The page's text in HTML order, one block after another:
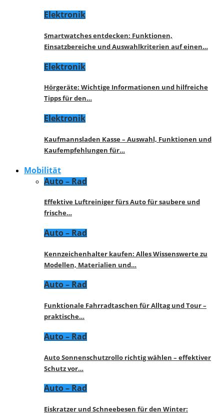
Elektronik
Smartwatches entdecken: Funktionen,
Einsatzbereiche und Auswahlkriterien auf einen…
Elektronik
Hörgeräte: Wichtige Informationen und hilfreiche
Tipps für den…
Elektronik
Kaufmannsladen Kasse – Auswahl, Funktionen und
Kaufempfehlungen für…
Mobilität
Auto – Rad
Effektive Luftreiniger fürs Auto für saubere und
frische…
Auto – Rad
Kennzeichenhalter kaufen: Alles Wissenswerte zu
Modellen, Materialien und…
Auto – Rad
Funktionale Fahrradtaschen für Alltag und Tour –
praktische…
Auto – Rad
Auto Sonnenschutzrollo richtig wählen – effektiver
Schutz vor…
Auto – Rad
Eiskratzer und Schneebesen für den Winter: